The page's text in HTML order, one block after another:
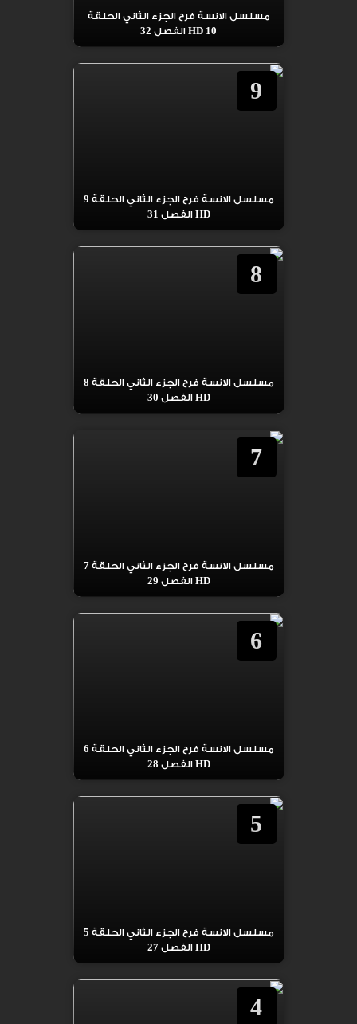
مسلسل الانسة فرح الجزء الثاني الحلقة
10 HD الفصل 32
9
مسلسل الانسة فرح الجزء الثاني الحلقة 9
HD الفصل 31
8
مسلسل الانسة فرح الجزء الثاني الحلقة 8
HD الفصل 30
7
مسلسل الانسة فرح الجزء الثاني الحلقة 7
HD الفصل 29
6
مسلسل الانسة فرح الجزء الثاني الحلقة 6
HD الفصل 28
5
مسلسل الانسة فرح الجزء الثاني الحلقة 5
HD الفصل 27
4